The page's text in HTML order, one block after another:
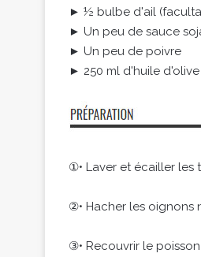
► ½ bulbe d'ail
► Un peu de sauce
► Un peu de poivre
► 250 ml d'huile d'olive
①• Laver et écailler les
②• Hacher les oignons
③• Recouvrir le